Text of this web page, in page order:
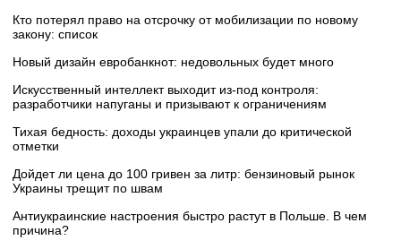
Кто потерял право на отсрочку от мобилизации по новому
закону: список
Новый дизайн евробанкнот: недовольных будет много
Искусственный интеллект выходит из-под контроля:
разработчики напуганы и призывают к ограничениям
Тихая бедность: доходы украинцев упали до критической
отметки
Дойдет ли цена до 100 гривен за литр: бензиновый рынок
Украины трещит по швам
Антиукраинские настроения быстро растут в Польше. В чем
причина?